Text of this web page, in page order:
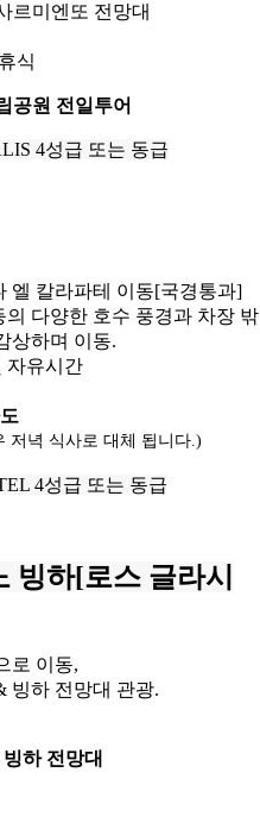
르미엔또 전망대
식
공원 전일투어
4성급 또는 동급
엘 칼라파테 이동[국경통과]
의 다양한 호수 풍경과 차장 밖
상하며 이동.
자유시간
저녁 식사로 대체 됩니다.)
4성급 또는 동급
빙하[로스 글라시
로 이동,
빙하 전망대 관광.
하 전망대